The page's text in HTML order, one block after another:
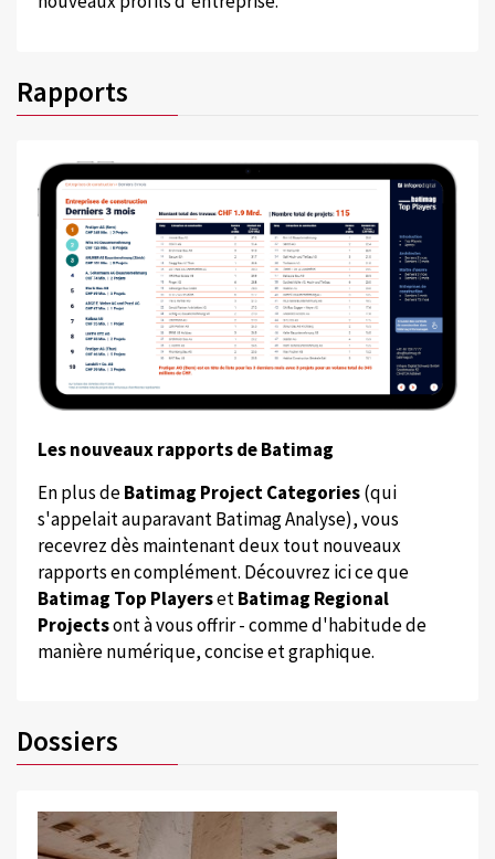
Rapports
Les nouveaux rapports de Batimag
En plus deBatimag Project Categories(qui
s'appelait auparavant Batimag Analyse), vous
recevrez dès maintenant deux tout nouveaux
rapports en complément. Découvrez ici ce que
Batimag Top PlayersetBatimag Regional
Projectsont à vous offrir - comme d'habitude de
manière numérique, concise et graphique.
Dossiers